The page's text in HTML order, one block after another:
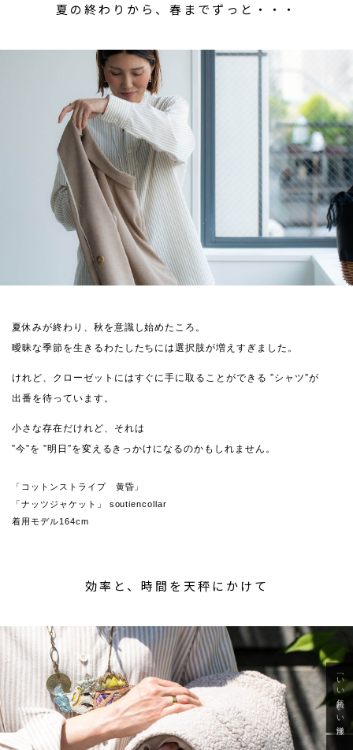
夏の終わりから、春までずっと・・・
夏休みが終わり、秋を意識し始めたころ。
曖昧な季節を生きるわたしたちには選択肢が増えすぎました。
けれど、クローゼットにはすぐに手に取ることができる ”シャツ”が
出番を待っています。
小さな存在だけれど、それは
”今”を ”明日”を変えるきっかけになるのかもしれません。
「コットンストライプ 黄昏」
「ナッツジャケット」 soutiencollar
着用モデル164cm
効率と、時間を天秤にかけて
「いい年齢 いい洋服」